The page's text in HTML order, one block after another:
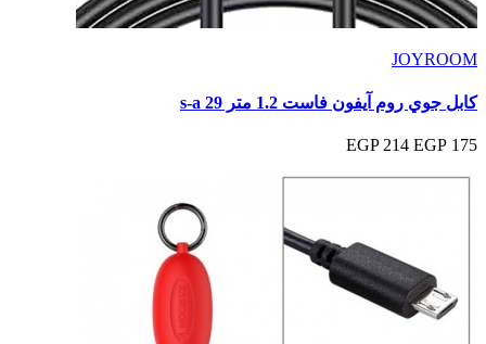
JOYROOM
كابل جوي روم آيفون فاست 1.2 متر s-a 29
175 EGP
214 EGP